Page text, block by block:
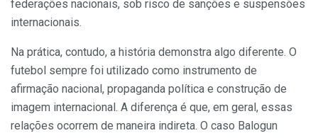
federações nacionais, sob risco de sanções e suspensões
internacionais.
Na prática, contudo, a história demonstra algo diferente. O
futebol sempre foi utilizado como instrumento de
afirmação nacional, propaganda política e construção de
imagem internacional. A diferença é que, em geral, essas
relações ocorrem de maneira indireta. O caso Balogun